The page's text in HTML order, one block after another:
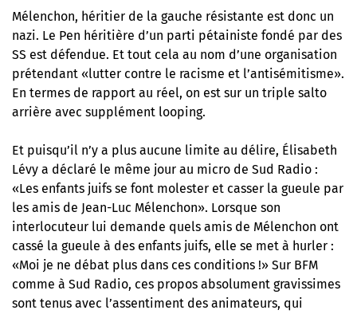
Mélenchon, héritier de la gauche résistante est donc un
nazi. Le Pen héritière d’un parti pétainiste fondé par des
SS est défendue. Et tout cela au nom d’une organisation
prétendant «lutter contre le racisme et l’antisémitisme».
En termes de rapport au réel, on est sur un triple salto
arrière avec supplément looping.
Et puisqu’il n’y a plus aucune limite au délire, Élisabeth
Lévy a déclaré le même jour au micro de Sud Radio :
«Les enfants juifs se font molester et casser la gueule par
les amis de Jean-Luc Mélenchon». Lorsque son
interlocuteur lui demande quels amis de Mélenchon ont
cassé la gueule à des enfants juifs, elle se met à hurler :
«Moi je ne débat plus dans ces conditions !» Sur BFM
comme à Sud Radio, ces propos absolument gravissimes
sont tenus avec l’assentiment des animateurs, qui